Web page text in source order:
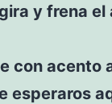
y frena el
con acento
esperaros